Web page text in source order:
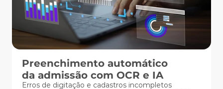
Preenchimento automático
da admissão com OCR e IA
Erros de digitação e cadastros incompletos